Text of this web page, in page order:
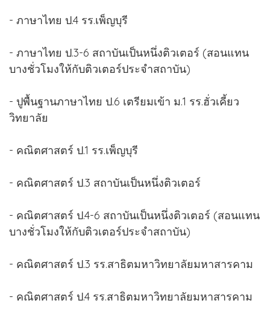
- ภาษาไทย ป.4 รร.เพ็ญบุรี
- ภาษาไทย ป.3-6 สถาบันเป็นหนึ่งติวเตอร์ (สอนแทน
บางชั่วโมงให้กับติวเตอร์ประจำสถาบัน)
- ปูพื้นฐานภาษาไทย ป.6 เตรียมเข้า ม.1 รร.ฮั่วเคี้ยว
วิทยาลัย
- คณิตศาสตร์ ป.1 รร.เพ็ญบุรี
- คณิตศาสตร์ ป.3 สถาบันเป็นหนึ่งติวเตอร์
- คณิตศาสตร์ ป.4-6 สถาบันเป็นหนึ่งติวเตอร์ (สอนแทน
บางชั่วโมงให้กับติวเตอร์ประจำสถาบัน)
- คณิตศาสตร์ ป.3 รร.สาธิตมหาวิทยาลัยมหาสารคาม
- คณิตศาสตร์ ป.4 รร.สาธิตมหาวิทยาลัยมหาสารคาม